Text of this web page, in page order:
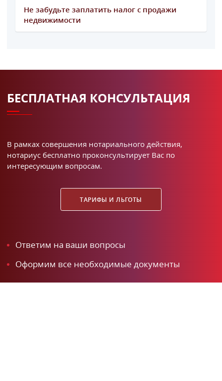
Не забудьте заплатить налог с продажи
недвижимости
БЕСПЛАТНАЯ КОНСУЛЬТАЦИЯ
В рамках совершения нотариального действия,
нотариус бесплатно проконсультирует Вас по
интересующим вопросам.
ТАРИФЫ И ЛЬГОТЫ
Ответим на ваши вопросы
Оформим все необходимые документы